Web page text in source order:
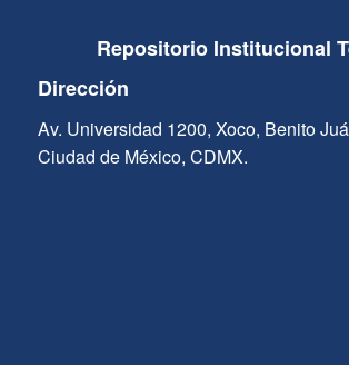
Repositorio Institucional
Dirección
Av. Universidad 1200, Xoco, Benito
Ciudad de México, CDMX.